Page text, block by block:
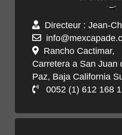
Directeur : Jean-
Rancho Cactimar,
Carretera a San Juan
Paz, Baja California
0052 (1) 612 168